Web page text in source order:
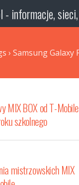
› Samsung Galaxy
MIX BOX od T-
szkolnego
mistrzowskich MIX